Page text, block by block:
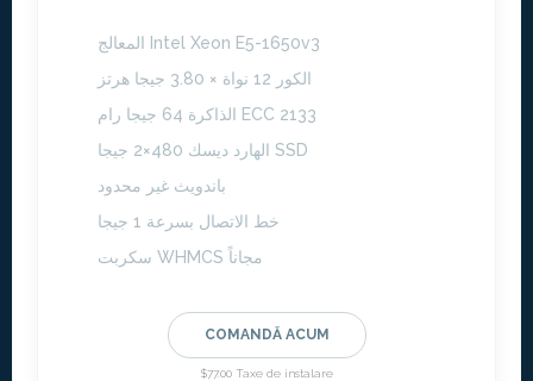
المعالج Intel Xeon E5-1650v3
الكور 12 نواة × 3.80 جيجا هرتز
الذاكرة 64 جيجا رام ECC 2133
الهارد ديسك 480×2 جيجا SSD
باندويث غير محدود
خط الاتصال بسرعة 1 جيجا
سكربت WHMCS مجاناً
COMANDĂ ACUM
$77.00 Taxe de instalare